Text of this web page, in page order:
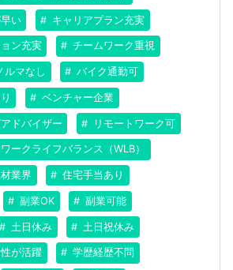
い キャリアプラン充実
ン充実 チームワーク重視
ルマなし バイク通勤可
ベンチャー企業
ドバイザー リモートワーク可
ワークライフバランス（WLB）
業界 住宅手当あり
副業OK 副業可能
土日休み 土日祝休み
が活躍 学歴経歴不問